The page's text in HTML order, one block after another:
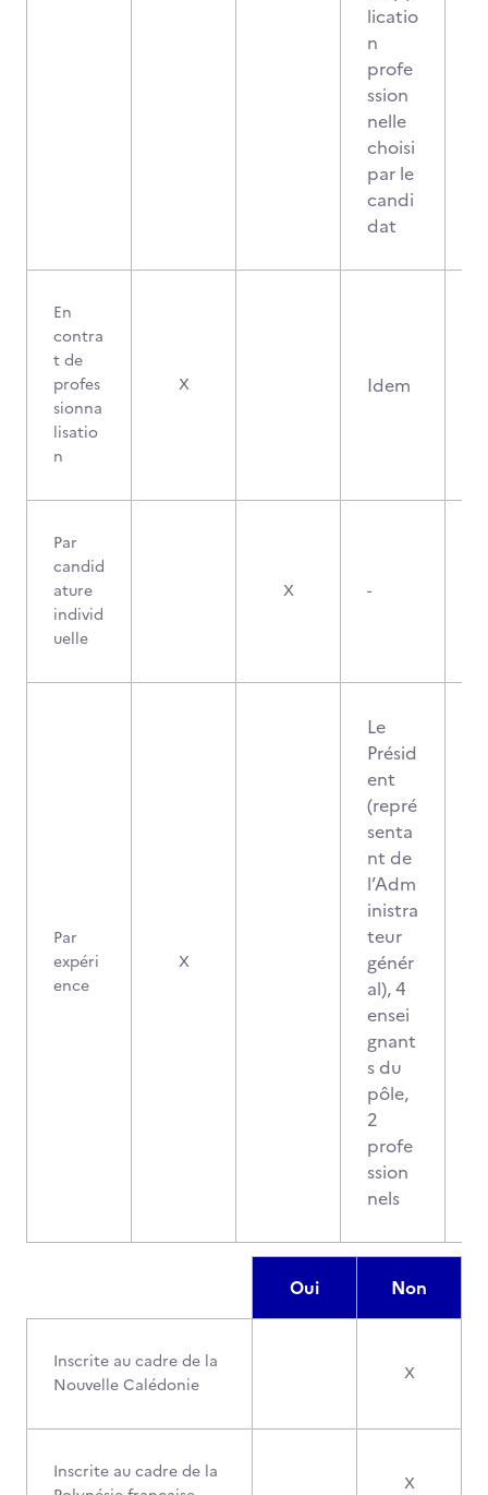
licatio
n
profe
ssion
nelle
choisi
par le
candi
dat
En
contra
t de
profes
sionna
lisatio
n
X Idem
Par
candid
ature
individ
uelle
X -
Par
expéri
ence
X
Le
Présid
ent
(repré
senta
nt de
l’Adm
inistra
teur
génér
al), 4
ensei
gnant
s du
pôle,
2
profe
ssion
nels
Oui Non
Inscrite au cadre de la
Nouvelle Calédonie
X
Inscrite au cadre de la
X